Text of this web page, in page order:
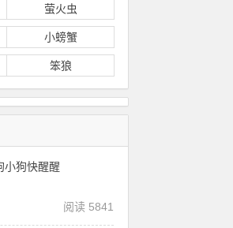
萤火虫
小螃蟹
笨狼
小狗快醒醒
阅读 5841